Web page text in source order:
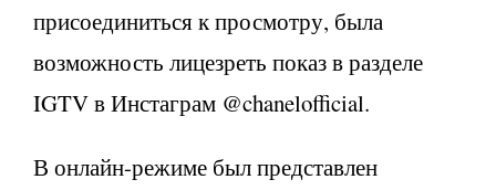
присоединиться к просмотру, была
возможность лицезреть показ в разделе
IGTV в Инстаграм @chanelofficial.
В онлайн-режиме был представлен